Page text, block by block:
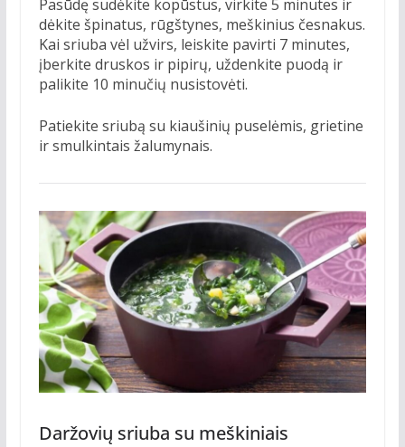
Pasūdę sudėkite kopūstus, virkite 5 minutes ir
dėkite špinatus, rūgštynes, meškinius česnakus.
Kai sriuba vėl užvirs, leiskite pavirti 7 minutes,
įberkite druskos ir pipirų, uždenkite puodą ir
palikite 10 minučių nusistovėti.
Patiekite sriubą su kiaušinių puselėmis, grietine
ir smulkintais žalumynais.
Daržovių sriuba su meškiniais